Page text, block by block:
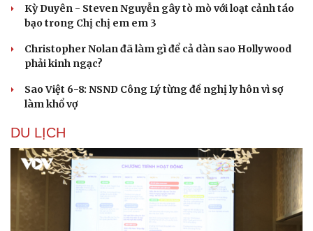
Kỳ Duyên - Steven Nguyễn gây tò mò với loạt cảnh táo
bạo trong Chị chị em em 3
Christopher Nolan đã làm gì để cả dàn sao Hollywood
phải kinh ngạc?
Sao Việt 6-8: NSND Công Lý từng đề nghị ly hôn vì sợ
làm khổ vợ
DU LỊCH